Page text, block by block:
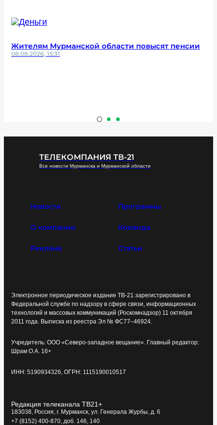
Жителям Мурманской области повысят пенсии
08.08.2026, 15:31
ТЕЛЕКОМПАНИЯ ТВ-21
Все новости Мурманска и Мурманской области
Новости Программы
О компании Команда
Реклама Статьи
Электронное периодическое издание ТВ-21 зарегистрировано в
Федеральной службе по надзору в сфере связи, информационных
технологий и массовых коммуникаций (Роскомнадзор) 11 октября
2011 года. Выписка из реестра Эл № ФС77–46924.
Учредитель: ООО «Северо-западное вещание». Главный редактор:
Шрам О.А. 16+
ИНН: 5190934326, ОГРН: 1115190010517
Редакция телеканала ТВ21+
183038, Россия, г. Мурманск, ул. Генерала Журбы, д. 6
+7 (8152) 400-870, доб. 146, 140